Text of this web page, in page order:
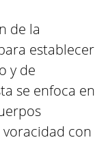
de la
establecer
y de
se enfoca en
con